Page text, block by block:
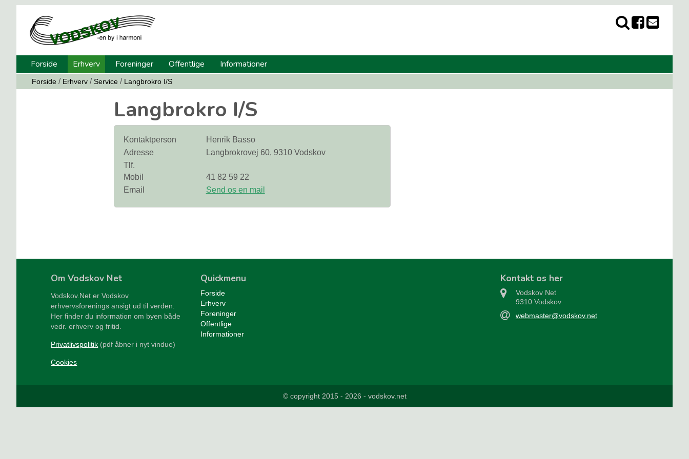
Forside Erhverv Foreninger Offentlige Informationer
Forside / Erhverv / Service / Langbrokro I/S
Langbrokro I/S
Kontaktperson
Henrik Basso
Adresse
Langbrokrovej 60, 9310 Vodskov
Tlf.
Mobil
41 82 59 22
Email
Send os en mail
Om Vodskov Net
Vodskov.Net er Vodskov
erhvervsforenings ansigt ud til verden.
Her finder du information om byen både
vedr. erhverv og fritid.
Privatlivspolitik (pdf åbner i nyt vindue)
Cookies
Quickmenu
Forside
Erhverv
Foreninger
Offentlige
Informationer
Kontakt os her
Vodskov Net
9310 Vodskov
webmaster@vodskov.net
© copyright 2015 - 2026 - vodskov.net